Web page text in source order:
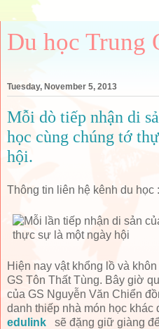
Du học Trung
Tuesday, November 5, 2013
Mỗi dò tiếp nhận di
học cùng chúng tớ
hội.
Thông tin liên hệ kênh du học :
Hiện nay vật khổng lồ và
GS Tôn Thất Tùng. Bây giờ
của GS Nguyễn Văn Chiển
danh thiếp nhà món học
edulink sẽ đặng giữ giàng